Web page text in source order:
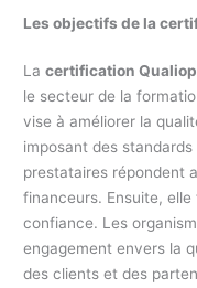
Les objectifs de la
Lacertification
le secteur de la
vise à améliorer la
imposant des
prestataires répondent
financeurs. Ensuite,
confiance. Les
engagement envers la
des clients et des